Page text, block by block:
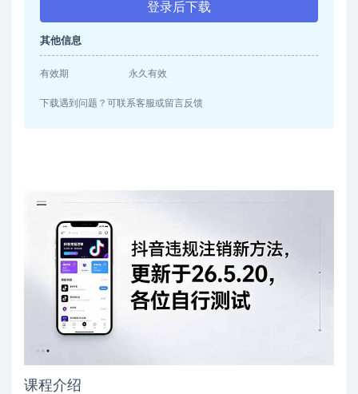
登录后下载
其他信息
有效期 永久有效
下载遇到问题？可联系客服或留言反馈
课程介绍